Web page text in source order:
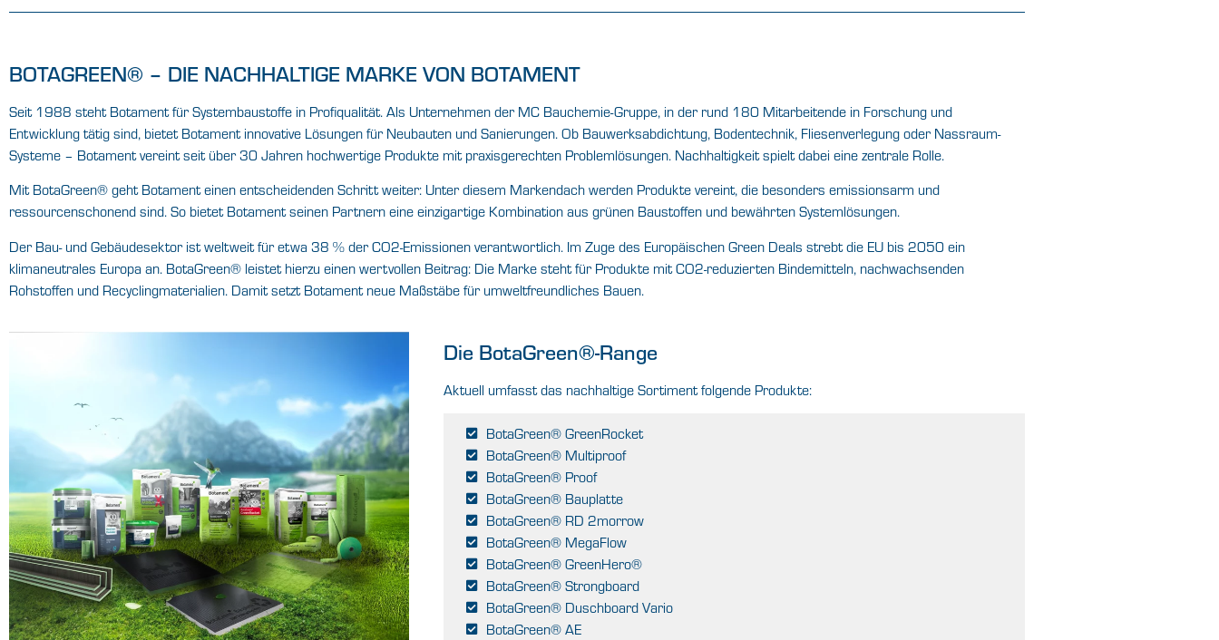
BOTAGREEN® – DIE NACHHALTIGE MARKE VON BOTAMENT
Seit 1988 steht Botament für Systembaustoffe in Profiqualität. Als Unternehmen der MC Bauchemie-Gruppe, in der rund 180 Mitarbeitende in Forschung und
Entwicklung tätig sind, bietet Botament innovative Lösungen für Neubauten und Sanierungen. Ob Bauwerksabdichtung, Bodentechnik, Fliesenverlegung oder Nassraum-
Systeme – Botament vereint seit über 30 Jahren hochwertige Produkte mit praxisgerechten Problemlösungen. Nachhaltigkeit spielt dabei eine zentrale Rolle.
Mit BotaGreen® geht Botament einen entscheidenden Schritt weiter: Unter diesem Markendach werden Produkte vereint, die besonders emissionsarm und
ressourcenschonend sind. So bietet Botament seinen Partnern eine einzigartige Kombination aus grünen Baustoffen und bewährten Systemlösungen.
Der Bau- und Gebäudesektor ist weltweit für etwa 38 % der CO2-Emissionen verantwortlich. Im Zuge des Europäischen Green Deals strebt die EU bis 2050 ein
klimaneutrales Europa an. BotaGreen® leistet hierzu einen wertvollen Beitrag: Die Marke steht für Produkte mit CO2-reduzierten Bindemitteln, nachwachsenden
Rohstoffen und Recyclingmaterialien. Damit setzt Botament neue Maßstäbe für umweltfreundliches Bauen.
Die BotaGreen®-Range
Aktuell umfasst das nachhaltige Sortiment folgende Produkte:
BotaGreen® GreenRocket
BotaGreen® Multiproof
BotaGreen® Proof
BotaGreen® Bauplatte
BotaGreen® RD 2morrow
BotaGreen® MegaFlow
BotaGreen® GreenHero®
BotaGreen® Strongboard
BotaGreen® Duschboard Vario
BotaGreen® AE